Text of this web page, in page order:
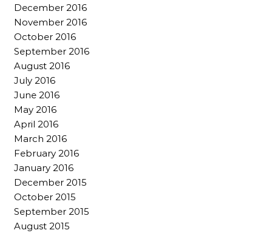
December 2016
November 2016
October 2016
September 2016
August 2016
July 2016
June 2016
May 2016
April 2016
March 2016
February 2016
January 2016
December 2015
October 2015
September 2015
August 2015